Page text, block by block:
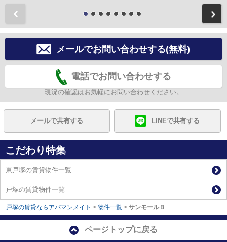
メールでお問い合わせする(無料)
電話でお問い合わせする
現況の確認はお気軽にお問い合わせください。
メールで共有する LINEで共有する
こだわり特集
東戸塚の賃貸物件一覧
戸塚の賃貸物件一覧
戸塚の賃貸ならアパマンメイト > 物件一覧 > サンモールＢ
ページトップに戻る